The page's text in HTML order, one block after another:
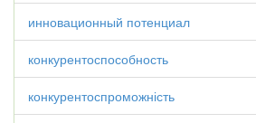
инновационный потенциал
конкурентоспособность
конкурентоспроможність